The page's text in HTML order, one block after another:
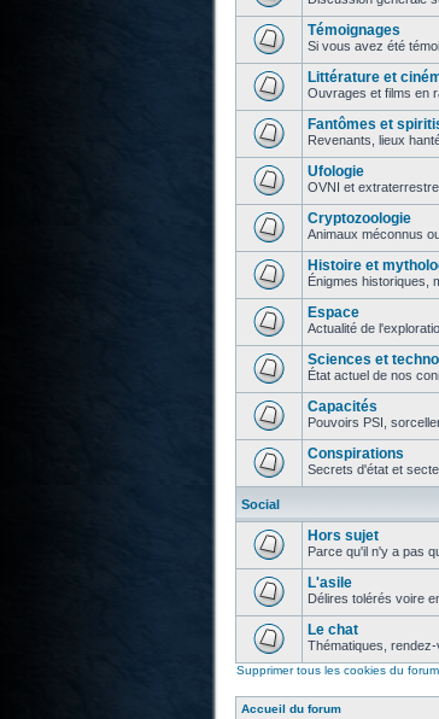
Témoignages
Si vous avez été
Littérature et
Ouvrages et films en
Fantômes et
Revenants, lieux
Ufologie
OVNI et
Cryptozoologie
Animaux méconnus
Histoire et
Énigmes historiques,
Espace
Actualité de
Sciences et
État actuel de nos
Capacités
Pouvoirs PSI,
Conspirations
Secrets d'état et
Social
Hors sujet
Parce qu'il n'y a pas
L'asile
Délires tolérés voire
Le chat
Thématiques,
Supprimer tous les cookies du forum
Accueil du forum